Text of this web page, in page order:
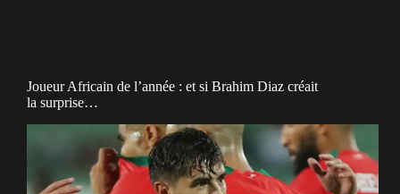
Joueur Africain de l’année : et si Brahim Diaz créait
la surprise…